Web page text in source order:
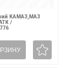
КАМАЗ,МАЗ
/